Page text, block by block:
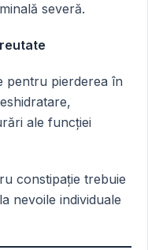
severă.
pentru pierderea în
ale funcției
constipație trebuie
nevoile individuale